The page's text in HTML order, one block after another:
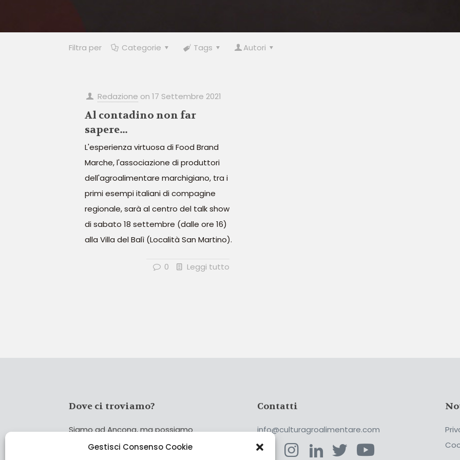
Gestisci Consenso Cookie
Filtra per Categorie Tags Autori
Redazione on 17 Settembre 2021
Al contadino non far
sapere…
L'esperienza virtuosa di Food Brand
Marche, l'associazione di produttori
dell'agroalimentare marchigiano, tra i
primi esempi italiani di compagine
regionale, sarà al centro del talk show
di sabato 18 settembre (dalle ore 16)
alla Villa del Balì (Località San Martino).
0 Leggi tutto
Dove ci troviamo?
Siamo ad Ancona, ma possiamo
coprire tutta Italia!
Contatti
info@culturagroalimentare.com